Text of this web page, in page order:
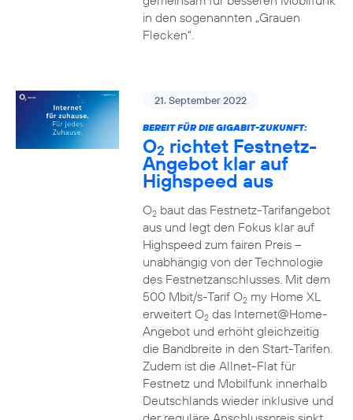
in den sogenannten „Grauen
Flecken“.
21. September 2022
BEREIT FÜR DIE GIGABIT-ZUKUNFT:
O2 richtet Festnetz-
Angebot klar auf
Highspeed aus
O2baut das Festnetz-Tarifangebot
aus und legt den Fokus klar auf
Highspeed zum fairen Preis –
unabhängig von der Technologie
des Festnetzanschlusses. Mit dem
500 Mbit/s-Tarif O2my Home XL
erweitert O2das Internet@Home-
Angebot und erhöht gleichzeitig
die Bandbreite in den Start-Tarifen.
Zudem ist die Allnet-Flat für
Festnetz und Mobilfunk innerhalb
Deutschlands wieder inklusive und